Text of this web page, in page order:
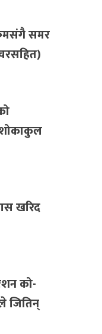
समर
शोकाकुल
खरिद
को-
जितिन्